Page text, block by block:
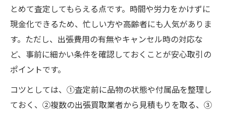
とめて査定してもらえる点です。時間や労力をかけずに
現金化できるため、忙しい方や高齢者にも人気がありま
す。ただし、出張費用の有無やキャンセル時の対応な
ど、事前に細かい条件を確認しておくことが安心取引の
ポイントです。
コツとしては、①査定前に品物の状態や付属品を整理し
ておく、②複数の出張買取業者から見積もりを取る、③